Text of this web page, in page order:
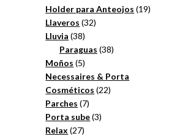
productos
Holder para Anteojos 1919
Llaveros 3232
Lluvia 3838
productos
Paraguas 3838
Moños 55
productos
Necessaires & Porta
Cosméticos 2222
Parches 77
productos
Porta sube 33
Relax 2727